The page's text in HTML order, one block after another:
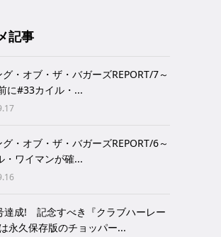
記事
・オブ・ザ・バガーズREPORT/7～
に#33カイル・...
・オブ・ザ・バガーズREPORT/6～
・ワイマンが確...
達成! 記念すべき『クラブハーレー
永久保存版のチョッパー...